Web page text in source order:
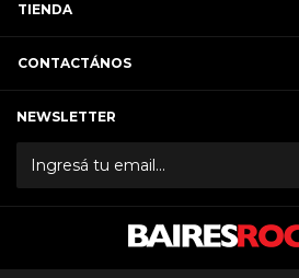
TIENDA
CONTACTÁNOS
NEWSLETTER